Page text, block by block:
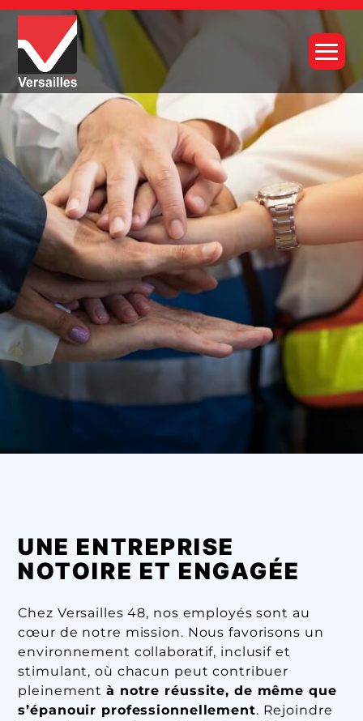
UNE ENTREPRISE
NOTOIRE ET ENGAGÉE
Chez Versailles 48, nos employés sont au
cœur de notre mission. Nous favorisons un
environnement collaboratif, inclusif et
stimulant, où chacun peut contribuer
pleinementà notre réussite, de même que
s’épanouir professionnellement. Rejoindre